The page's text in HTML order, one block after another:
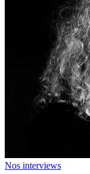
Nos interviews